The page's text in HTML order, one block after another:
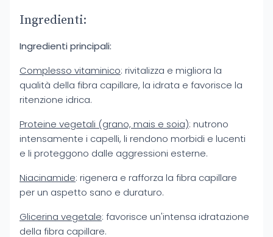
Ingredienti:
Ingredienti principali:
Complesso vitaminico: rivitalizza e migliora la
qualità della fibra capillare, la idrata e favorisce la
ritenzione idrica.
Proteine vegetali (grano, mais e soia): nutrono
intensamente i capelli, li rendono morbidi e lucenti
e li proteggono dalle aggressioni esterne.
Niacinamide: rigenera e rafforza la fibra capillare
per un aspetto sano e duraturo.
Glicerina vegetale: favorisce un'intensa idratazione
della fibra capillare.